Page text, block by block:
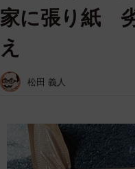
家に張り紙
え
松田 義人